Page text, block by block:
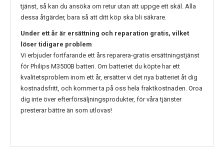
tjänst, så kan du ansöka om retur utan att uppge ett skäl. Alla
dessa åtgärder, bara så att ditt köp ska bli säkrare.
Under ett år är ersättning och reparation gratis, vilket
löser tidigare problem
Vi erbjuder fortfarande ett års reparera-gratis ersättningstjänst
förPhilips M3500B batteri. Om batteriet du köpte har ett
kvalitetsproblem inom ett år, ersätter vi det nya batteriet åt dig
kostnadsfritt, och kommer ta på oss hela fraktkostnaden. Oroa
dig inte över efterförsäljningsprodukter, för våra tjänster
presterar bättre än som utlovas!